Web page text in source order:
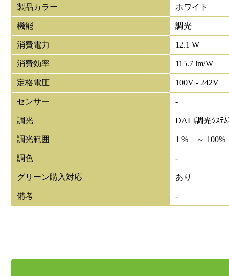
製品カラー ホワイト
機能 調光
消費電力 12.1 W
消費効率 115.7 lm/W
定格電圧 100V - 242V
センサー -
調光 DALI調光ｼｽﾃ
調光範囲 1 % ～ 100%
調色 -
グリーン購入対応 あり
備考 -